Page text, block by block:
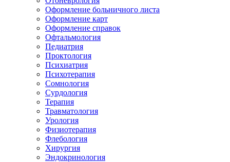
Оформление больничного листа
Оформление карт
Оформление справок
Офтальмология
Педиатрия
Проктология
Психиатрия
Психотерапия
Сомнология
Сурдология
Терапия
Травматология
Урология
Физиотерапия
Флебология
Хирургия
Эндокринология